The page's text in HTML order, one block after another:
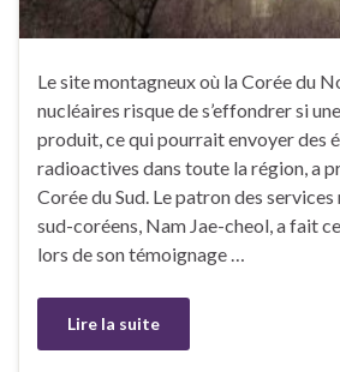
Le site montagneux où la Corée du
nucléaires risque de s’effondrer si
produit, ce qui pourrait envoyer des
radioactives dans toute la région, a
Corée du Sud. Le patron des
sud-coréens, Nam Jae-cheol, a fait
lors de son témoignage …
Lire la suite